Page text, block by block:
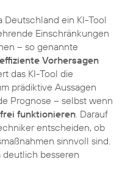
Deutschland ein KI-Tool
Einschränkungen
– so genannte
effiziente Vorhersagen
das KI-Tool die
prädiktive Aussagen
Prognose – selbst wenn
funktionieren. Darauf
entscheiden, ob
sinnvoll sind.
deutlich besseren